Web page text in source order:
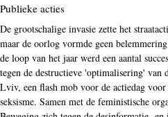
Publieke acties
De grootschalige invasie zette het
maar de oorlog vormde geen
de loop van het jaar werd een aantal
tegen de destructieve 'optimalisering'
Lviv, een flash mob voor de actiedag
seksisme. Samen met de feministische